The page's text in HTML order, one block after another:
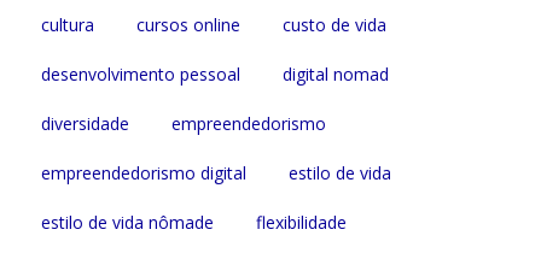
cultura cursos online custo de vida
desenvolvimento pessoal digital nomad
diversidade empreendedorismo
empreendedorismo digital estilo de vida
estilo de vida nômade flexibilidade